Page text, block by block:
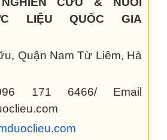
LIỆU QUỐC GIA
Quận Nam Từ Liêm, Hà
171 6466/ Email